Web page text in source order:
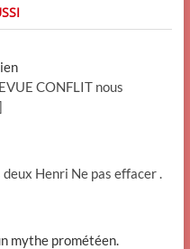
CONFLIT nous
Henri Ne pas effacer .
mythe prométéen.